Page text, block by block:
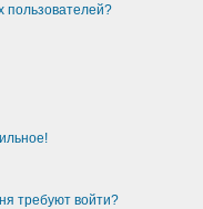
пользователей?
требуют войти?